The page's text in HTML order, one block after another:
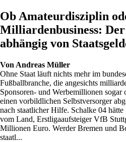
Ob Amateurdisziplin
Milliardenbusiness:
abhängig von
Von Andreas Müller
Ohne Staat läuft nichts mehr im
Fußballbranche, die angesichts
Sponsoren- und Werbemillionen sogar
einen vorbildlichen Selbstversorger
nach staatlicher Hilfe. Schalke 04
vom Land, Erstligaaufsteiger VfB
Millionen Euro. Werder Bremen und
staatl...